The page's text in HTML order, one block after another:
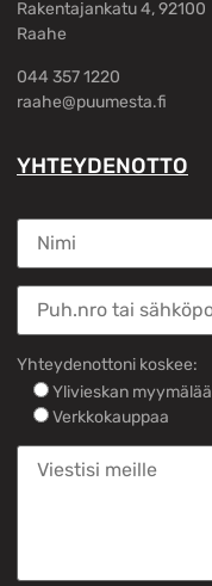
Rakentajankatu 4, 92100
Raahe
044 357 1220
raahe@puumesta.fi
YHTEYDENOTTO
Yhteydenottoni koskee:
Ylivieskan myymälää
Verkkokauppaa